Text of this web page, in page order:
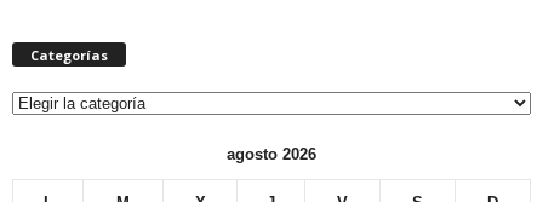
Categorías
Categorías
agosto 2026